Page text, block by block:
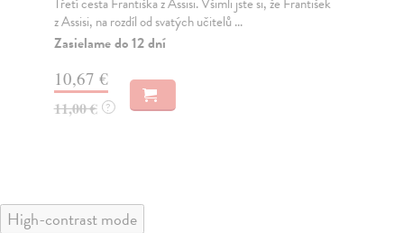
z Assisi, na rozdíl od svatých učitelů ...
Zasielame do 12 dní
10,67 €
11,00 € ?
High-contrast mode